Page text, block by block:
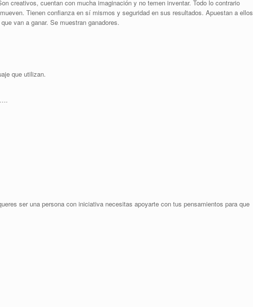
creativos, cuentan con mucha imaginación y no temen inventar. Todo lo contrario
Tienen confianza en sí mismos y seguridad en sus resultados. Apuestan a ellos
van a ganar. Se muestran ganadores.
que utilizan.
ser una persona con iniciativa necesitas apoyarte con tus pensamientos para que